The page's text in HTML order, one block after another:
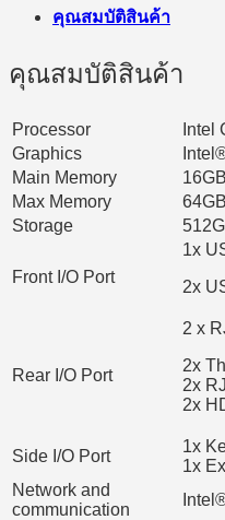
คุณสมบัติสินค้า
คุณสมบัติสินค้า
Processor
Intel
Graphics
Main Memory
Max Memory
64GB
Storage
Front I/O Port
1x
2x
Rear I/O Port
2 x
2x
2x
2x
Side I/O Port
1x
1x
Network and
communication